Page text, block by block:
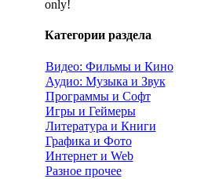
only!
Категории раздела
Видео: Фильмы и Кино
Аудио: Музыка и Звук
Программы и Софт
Игры и Геймеры
Литература и Книги
Графика и Фото
Интернет и Web
Разное прочее